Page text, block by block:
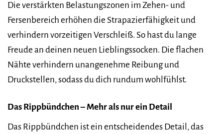
Die verstärkten Belastungszonen im Zehen- und
Fersenbereich erhöhen die Strapazierfähigkeit und
verhindern vorzeitigen Verschleiß. So hast du lange
Freude an deinen neuen Lieblingssocken. Die flachen
Nähte verhindern unangenehme Reibung und
Druckstellen, sodass du dich rundum wohlfühlst.
Das Rippbündchen – Mehr als nur ein Detail
Das Rippbündchen ist ein entscheidendes Detail, das